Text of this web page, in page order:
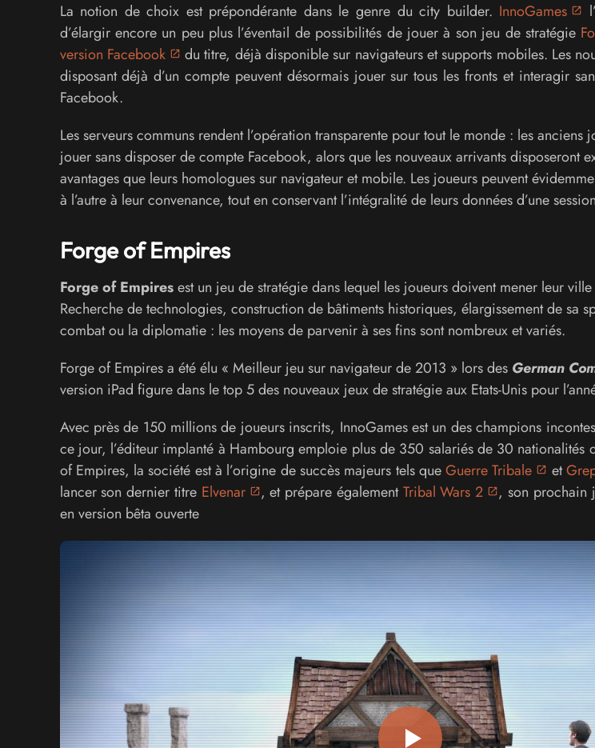
La notion de choix est prépondérante dans le genre du city builder. InnoGames
d’élargir encore un peu plus l’éventail de possibilités de jouer à son jeu de stratégie
version Facebook
du titre, déjà disponible sur navigateurs et supports mobiles. Les
disposant déjà d’un compte peuvent désormais jouer sur tous les fronts et interagir
Facebook.
Les serveurs communs rendent l’opération transparente pour tout le monde : les anciens
jouer sans disposer de compte Facebook, alors que les nouveaux arrivants disposeront
avantages que leurs homologues sur navigateur et mobile. Les joueurs peuvent
à l’autre à leur convenance, tout en conservant l’intégralité de leurs données d’une
Forge of Empires
Forge of Empiresest un jeu de stratégie dans lequel les joueurs doivent mener leur
Recherche de technologies, construction de bâtiments historiques, élargissement de sa
combat ou la diplomatie : les moyens de parvenir à ses fins sont nombreux et variés.
Forge of Empires a été élu « Meilleur jeu sur navigateur de 2013 » lors des German
version iPad figure dans le top 5 des nouveaux jeux de stratégie aux Etats-Unis pour
Avec près de 150 millions de joueurs inscrits, InnoGames est un des champions
ce jour, l’éditeur implanté à Hambourg emploie plus de 350 salariés de 30 nationalités
of Empires, la société est à l’origine de succès majeurs tels queGuerre Tribale et
lancer son dernier titre Elvenar , et prépare égalementTribal Wars 2
, son prochain
en version bêta ouverte